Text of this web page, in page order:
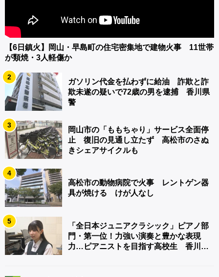
【6日鎮火】岡山・早島町の住宅密集地で建物火事 11世帯
が類焼・3人軽傷か
2
ガソリン代金を払わずに給油 詐欺と詐
欺未遂の疑いで72歳の男を逮捕 香川県
警
3
岡山市の「ももちゃり」サービス全面停
止 復旧の見通し立たず 高松市のさぬ
きシェアサイクルも
4
高松市の動物病院で火事 レントゲン器
具が焼ける けが人なし
5
「全日本ジュニアクラシック」ピアノ部
門・第一位！力強い演奏と豊かな表現
力…ピアニストを目指す高校生 香川